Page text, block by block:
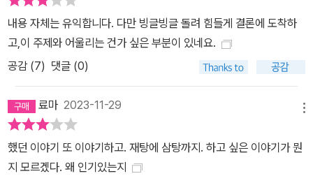
게 작용하는지 알게 된다면 돈 문제와 관련된 우리의 선택이 조금은
더 나아질 것이다. 또한 돈이 생각에 미치는 강력한 영향력을 제대로
이해함으로써 돈과 상관없는 분야의 의사결정도 더 잘할 수 있게 될
것이다. 왜냐하면 돈과 관련된 결정은 단지 돈이 아니라 그 이상의 어
떤 것에 대한 결정이기 때문이다. 돈이라는 영역에서 우리의 실체를
형성하는 힘은 우리 삶의 중요한 부분을 평가하는 방식에도 영향을
미치게 된다. 예를 들면 “시간을 어떻게 쓸 것인가”, “경력관리를 어
떻게 할 것인가”, “다른 사람을 어떻게 포용할 것인가”, “인간관계를
어떻게 보다 나은 방향으로 발전시킬 것인가”, “자기 자신을 어떻게
내용 자체는 유익합니다. 다만 빙글빙글 돌려 힘들게 결론에 도착하
고,이 주제와 어울리는 건가 싶은 부분이 있네요.
공감 (7) 댓글 (0)
료마 2023-11-29
했던 이야기 또 이야기하고. 재탕에 삼탕까지. 하고 싶은 이야기가 뭔
지 모르겠다. 왜 인기있는지